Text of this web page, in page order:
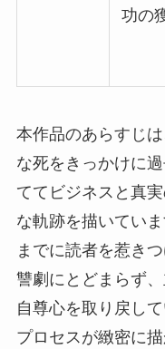
功の
本作品のあらすじ
な死をきっかけに
ててビジネスと真
な軌跡を描いてい
までに読者を惹き
讐劇にとどまらず
自尊心を取り戻し
プロセスが緻密に